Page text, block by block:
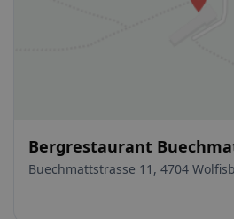
Bergrestaurant
Buechmattstrasse 11, 4704